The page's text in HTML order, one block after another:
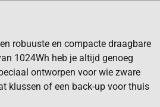
robuuste en compacte draagbare
1024Wh heb je altijd genoeg
ontworpen voor wie zware
klussen of een back-up voor thuis